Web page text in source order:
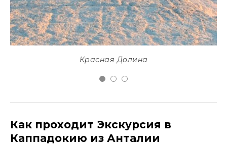
Красная Долина
Как проходит Экскурсия в
Каппадокию из Анталии